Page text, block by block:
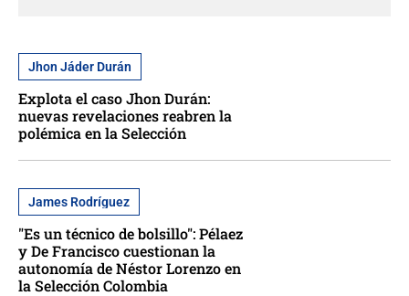
Jhon Jáder Durán
Explota el caso Jhon Durán:
nuevas revelaciones reabren la
polémica en la Selección
James Rodríguez
"Es un técnico de bolsillo": Pélaez
y De Francisco cuestionan la
autonomía de Néstor Lorenzo en
la Selección Colombia